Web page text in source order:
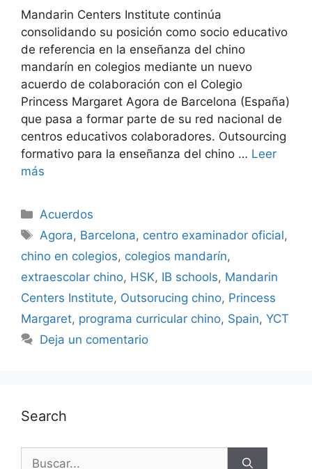
Mandarin Centers Institute continúa
consolidando su posición como socio educativo
de referencia en la enseñanza del chino
mandarín en colegios mediante un nuevo
acuerdo de colaboración con el Colegio
Princess Margaret Agora de Barcelona (España)
que pasa a formar parte de su red nacional de
centros educativos colaboradores. Outsourcing
formativo para la enseñanza del chino … Leer
más
Acuerdos
Agora, Barcelona, centro examinador oficial,
chino en colegios, colegios mandarín,
extraescolar chino, HSK, IB schools, Mandarin
Centers Institute, Outsorucing chino, Princess
Margaret, programa curricular chino, Spain, YCT
Deja un comentario
Search